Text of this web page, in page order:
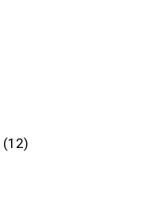
12